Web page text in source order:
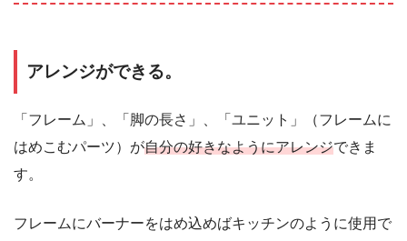
アレンジができる。
「フレーム」、「脚の長さ」、「ユニット」（フレームに
はめこむパーツ）が自分の好きなようにアレンジできま
す。
フレームにバーナーをはめ込めばキッチンのように使用で